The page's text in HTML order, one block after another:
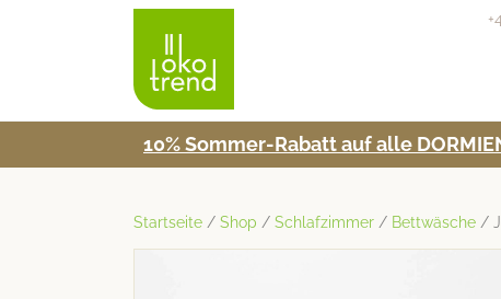
10% Som­mer-Rabatt auf alle
Startseite / Shop / Schlafzimmer / Bettwäsche /